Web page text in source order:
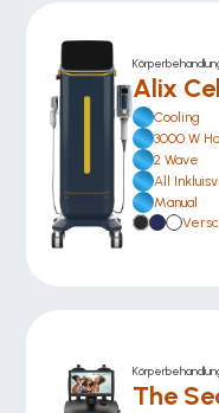
Alix
Cooling
3000 W
2 Wave
All
Manual
The